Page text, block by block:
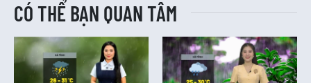
CÓ THỂ BẠN QUAN TÂM